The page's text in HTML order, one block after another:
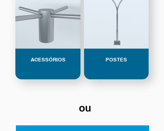
ACESSÓRIOS POSTES
ou